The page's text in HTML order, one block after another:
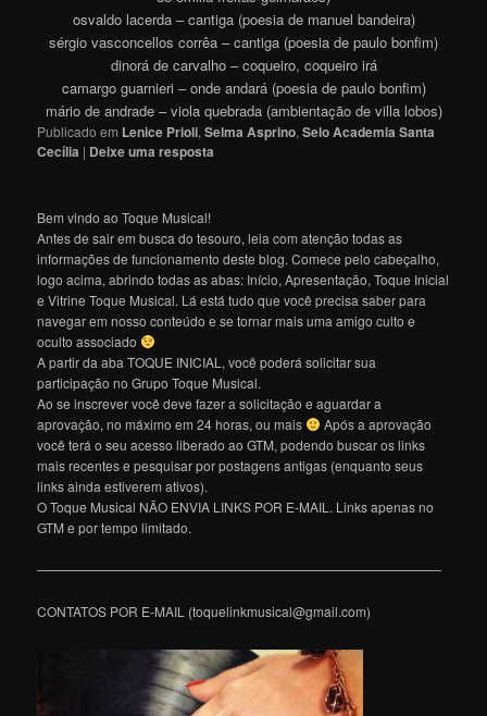
osvaldo lacerda – cantiga (poesia de manuel bandeira)
sérgio vasconcellos corrêa – cantiga (poesia de paulo bonfim)
dinorá de carvalho – coqueiro, coqueiro irá
camargo guarnieri – onde andará (poesia de paulo bonfim)
mário de andrade – viola quebrada (ambientação de villa lobos)
Publicado em Lenice Prioli,Selma Asprino,Selo Academia Santa
Cecília | Deixe uma resposta
Bem vindo ao Toque Musical!
Antes de sair em busca do tesouro, leia com atenção todas as
informações de funcionamento deste blog. Comece pelo cabeçalho,
logo acima, abrindo todas as abas: Início, Apresentação, Toque Inicial
e Vitrine Toque Musical. Lá está tudo que você precisa saber para
navegar em nosso conteúdo e se tornar mais uma amigo culto e
oculto associado
A partir da aba TOQUE INICIAL, você poderá solicitar sua
participação no Grupo Toque Musical.
Ao se inscrever você deve fazer a solicitação e aguardar a
aprovação, no máximo em 24 horas, ou mais
Após a aprovação
você terá o seu acesso liberado ao GTM, podendo buscar os links
mais recentes e pesquisar por postagens antigas (enquanto seus
links ainda estiverem ativos).
O Toque Musical NÃO ENVIA LINKS POR E-MAIL. Links apenas no
GTM e por tempo limitado.
———————————————————————————————
CONTATOS POR E-MAIL (toquelinkmusical@gmail.com)